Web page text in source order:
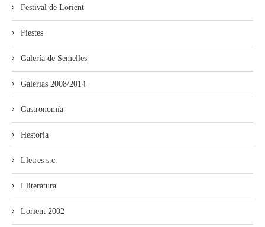
Festival de Lorient
Fiestes
Galería de Semelles
Galerías 2008/2014
Gastronomía
Hestoria
Lletres s.c.
Lliteratura
Lorient 2002